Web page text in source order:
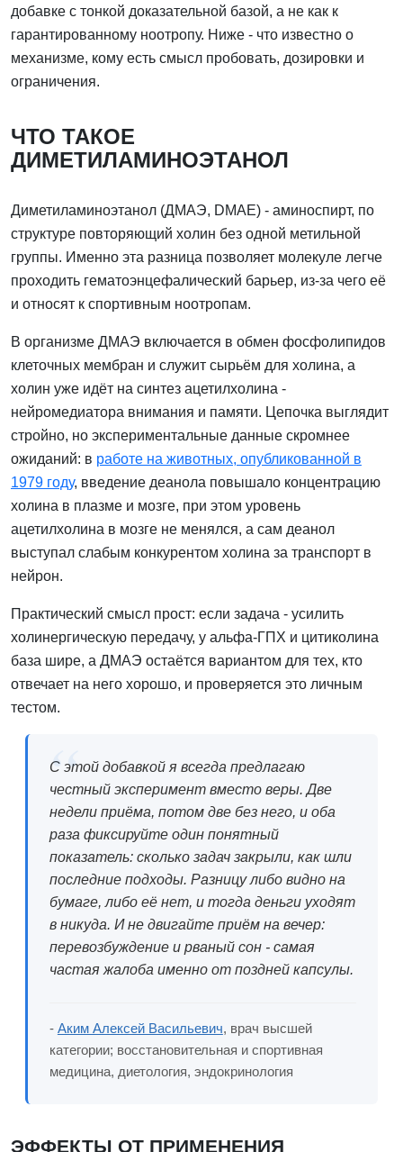
добавке с тонкой доказательной базой, а не как к
гарантированному ноотропу. Ниже - что известно о
механизме, кому есть смысл пробовать, дозировки и
ограничения.
ЧТО ТАКОЕ
ДИМЕТИЛАМИНОЭТАНОЛ
Диметиламиноэтанол (ДМАЭ, DMAE) - аминоспирт, по
структуре повторяющий холин без одной метильной
группы. Именно эта разница позволяет молекуле легче
проходить гематоэнцефалический барьер, из-за чего её
и относят к спортивным ноотропам.
В организме ДМАЭ включается в обмен фосфолипидов
клеточных мембран и служит сырьём для холина, а
холин уже идёт на синтез ацетилхолина -
нейромедиатора внимания и памяти. Цепочка выглядит
стройно, но экспериментальные данные скромнее
ожиданий: в работе на животных, опубликованной в
1979 году, введение деанола повышало концентрацию
холина в плазме и мозге, при этом уровень
ацетилхолина в мозге не менялся, а сам деанол
выступал слабым конкурентом холина за транспорт в
нейрон.
Практический смысл прост: если задача - усилить
холинергическую передачу, у альфа-ГПХ и цитиколина
база шире, а ДМАЭ остаётся вариантом для тех, кто
отвечает на него хорошо, и проверяется это личным
тестом.
С этой добавкой я всегда предлагаю
честный эксперимент вместо веры. Две
недели приёма, потом две без него, и оба
раза фиксируйте один понятный
показатель: сколько задач закрыли, как шли
последние подходы. Разницу либо видно на
бумаге, либо её нет, и тогда деньги уходят
в никуда. И не двигайте приём на вечер:
перевозбуждение и рваный сон - самая
частая жалоба именно от поздней капсулы.
- Аким Алексей Васильевич, врач высшей
категории; восстановительная и спортивная
медицина, диетология, эндокринология
ЭФФЕКТЫ ОТ ПРИМЕНЕНИЯ